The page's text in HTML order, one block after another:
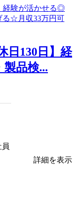
日130日】経
品検...
詳細を表示